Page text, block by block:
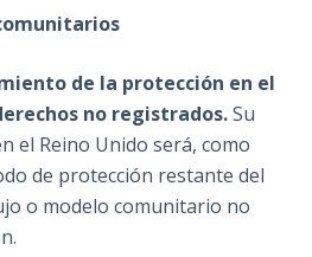
de la protección en el
no registrados.Su
el Reino Unido será, como
de protección restante del
o modelo comunitario no